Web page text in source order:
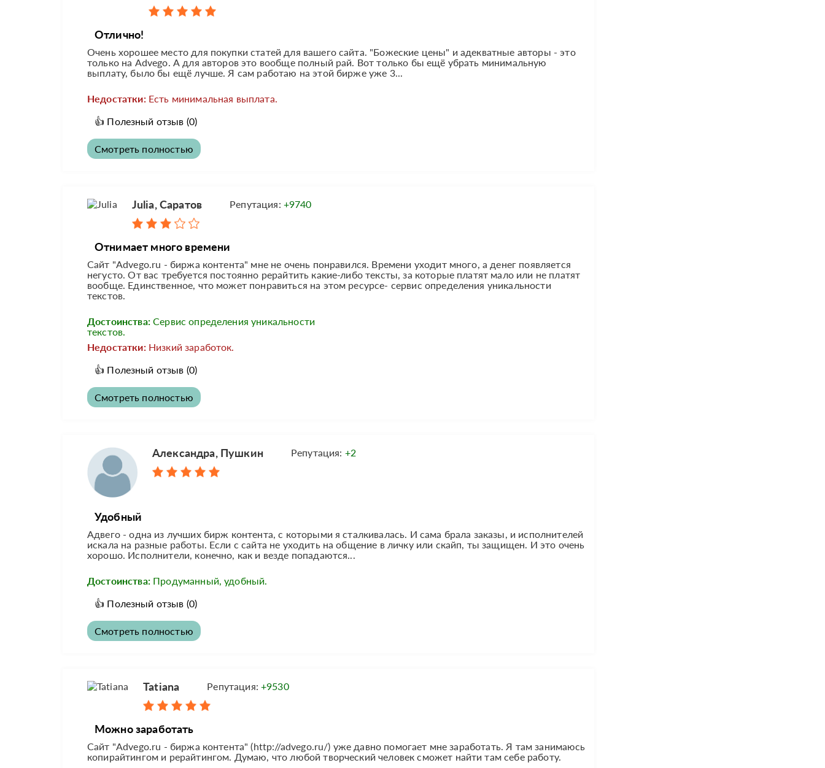
Отлично!
Очень хорошее место для покупки статей для вашего сайта. "Божеские цены" и адекватные авторы - это
только на Advego. А для авторов это вообще полный рай. Вот только бы ещё убрать минимальную
выплату, было бы ещё лучше. Я сам работаю на этой бирже уже 3...
Недостатки: Есть минимальная выплата.
👍 Полезный отзыв (0)
Смотреть полностью
Julia, Саратов Репутация: +9740
Отнимает много времени
Сайт "Advego.ru - биржа контента" мне не очень понравился. Времени уходит много, а денег появляется
негусто. От вас требуется постоянно рерайтить какие-либо тексты, за которые платят мало или не платят
вообще. Единственное, что может понравиться на этом ресурсе- сервис определения уникальности
текстов.
Достоинства: Сервис определения уникальности
текстов.
Недостатки: Низкий заработок.
👍 Полезный отзыв (0)
Смотреть полностью
Александра, Пушкин Репутация: +2
Удобный
Адвего - одна из лучших бирж контента, с которыми я сталкивалась. И сама брала заказы, и исполнителей
искала на разные работы. Если с сайта не уходить на общение в личку или скайп, ты защищен. И это очень
хорошо. Исполнители, конечно, как и везде попадаются...
Достоинства: Продуманный, удобный.
👍 Полезный отзыв (0)
Смотреть полностью
Tatiana Репутация:+9530
Можно заработать
Сайт "Advego.ru - биржа контента" (http://advego.ru/) уже давно помогает мне заработать. Я там занимаюсь
копирайтингом и рерайтингом. Думаю, что любой творческий человек сможет найти там себе работу.